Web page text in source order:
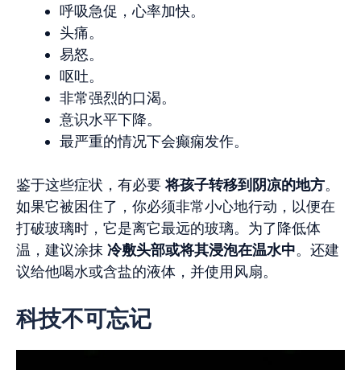
呼吸急促，心率加快。
头痛。
易怒。
呕吐。
非常强烈的口渴。
意识水平下降。
最严重的情况下会癫痫发作。
鉴于这些症状，有必要将孩子转移到阴凉的地方。
如果它被困住了，你必须非常小心地行动，以便在
打破玻璃时，它是离它最远的玻璃。为了降低体
温，建议涂抹 冷敷头部或将其浸泡在温水中。还建
议给他喝水或含盐的液体，并使用风扇。
科技不可忘记